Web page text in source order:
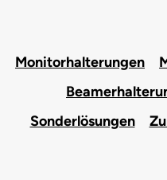
Monitorhalterungen
Sonderlösungen